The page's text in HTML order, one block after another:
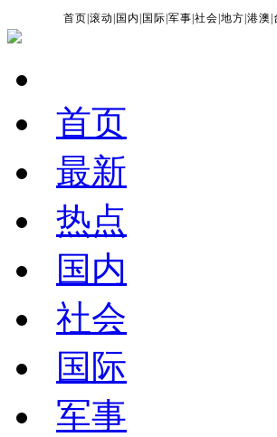
首页 |滚动 国内 国际 |军事 |社会 |地方 |港澳
首页
最新
热点
国内
社会
国际
军事